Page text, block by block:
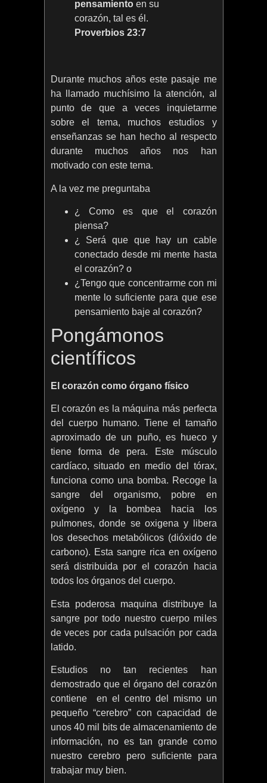
pensamientoen su
corazón, tal es él.
Proverbios 23:7
Durante muchos años este pasaje me
ha llamado muchísimo la atención, al
punto de que a veces inquietarme
sobre el tema, muchos estudios y
enseñanzas se han hecho al respecto
durante muchos años nos han
motivado con este tema.
A la vez me preguntaba
¿ Como es que el corazón
piensa?
¿ Será que que hay un cable
conectado desde mi mente hasta
el corazón? o
¿Tengo que concentrarme con mi
mente lo suficiente para que ese
pensamiento baje al corazón?
Pongámonos
científicos
El corazón como órgano físico
El corazón es la máquina más perfecta
del cuerpo humano. Tiene el tamaño
aproximado de un puño, es hueco y
tiene forma de pera. Este músculo
cardíaco, situado en medio del tórax,
funciona como una bomba. Recoge la
sangre del organismo, pobre en
oxígeno y la bombea hacia los
pulmones, donde se oxigena y libera
los desechos metabólicos (dióxido de
carbono). Esta sangre rica en oxígeno
será distribuida por el corazón hacia
todos los órganos del cuerpo.
Esta poderosa maquina distribuye la
sangre por todo nuestro cuerpo miles
de veces por cada pulsación por cada
latido.
Estudios no tan recientes han
demostrado que el órgano del corazón
contiene en el centro del mismo un
pequeño “cerebro” con capacidad de
unos 40 mil bits de almacenamiento de
información, no es tan grande como
nuestro cerebro pero suficiente para
trabajar muy bien.